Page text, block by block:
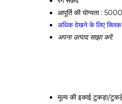
आपूर्ति की योग्यता : 5000
अधिक देखने के लिए
अपना उत्पाद साझा करें:
मूल्य की इकाई टुकड़ा/